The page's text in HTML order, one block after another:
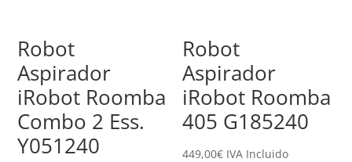
Robot
Aspirador
iRobot Roomba
Combo 2 Ess.
Y051240
Robot
Aspirador
iRobot Roomba
405 G185240
449,00€ IVA Incluido